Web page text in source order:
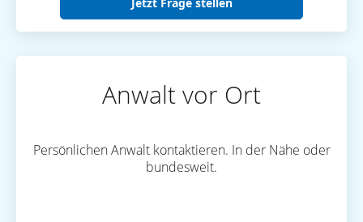
Anwalt vor Ort
Persönlichen Anwalt kontaktieren. In der Nähe oder
bundesweit.